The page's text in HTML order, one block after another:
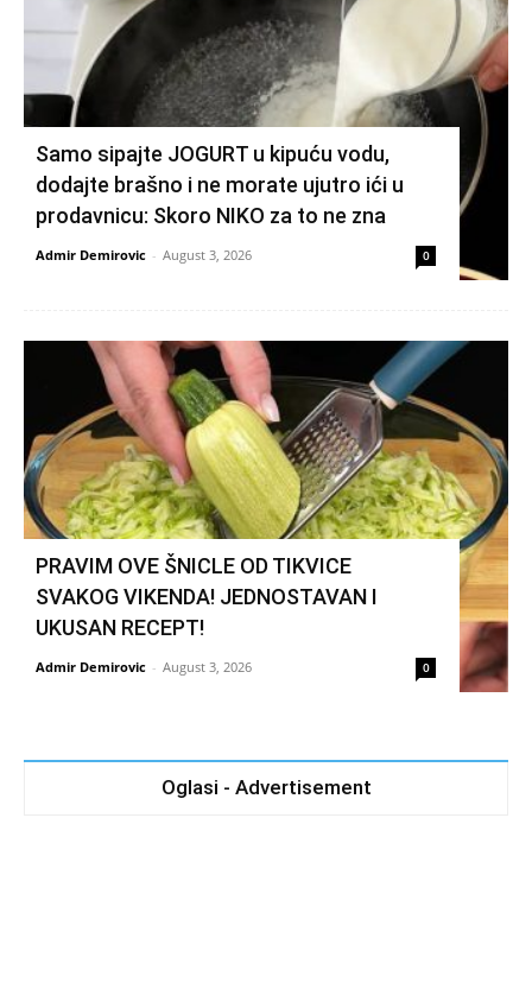
Samo sipajte JOGURT u kipuću vodu,
dodajte brašno i ne morate ujutro ići u
prodavnicu: Skoro NIKO za to ne zna
Admir Demirovic - August 3, 2026 0
PRAVIM OVE ŠNICLE OD TIKVICE
SVAKOG VIKENDA! JEDNOSTAVAN I
UKUSAN RECEPT!
Admir Demirovic - August 3, 2026 0
Oglasi - Advertisement